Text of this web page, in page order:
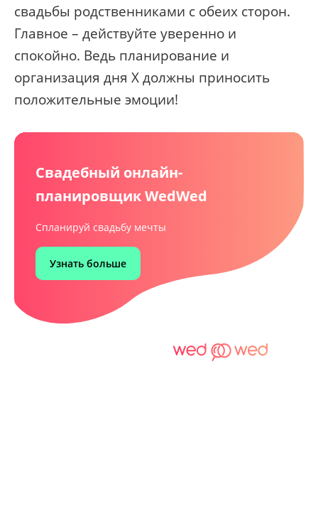
свадьбы родственниками с обеих сторон.
Главное – действуйте уверенно и
спокойно. Ведь планирование и
организация дня X должны приносить
положительные эмоции!
Свадебный онлайн-
планировщик WedWed
Спланируй свадьбу мечты
Узнать больше